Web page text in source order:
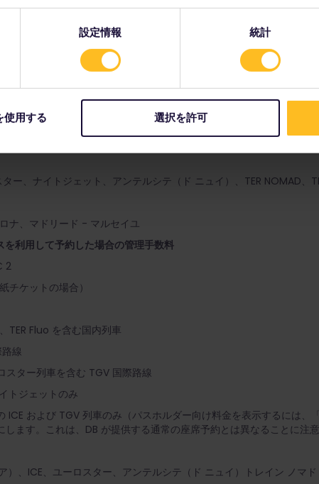
設定情報 統計
使用する 選択を許可
timetable)』を使用
ー、ナイトジェット、アンテルシテ（ド ニュイ）、TER NOMAD、
ナ、マドリード - マルセイユ
を利用して予約した場合の管理手数料
2
チケットの場合）
TER Fluo を含む国内列車
路線
スター列車を含む TGV 国際路線
トジェットのみ
ICE および TGV 列車のみ（パスホルダー向け料金を表示するには
ます。これは、DB が提供する通常の座席予約とは異なることに注意
）、ICE、ユーロスター、アンテルシテ（ド ニュイ）トレイン ノマ